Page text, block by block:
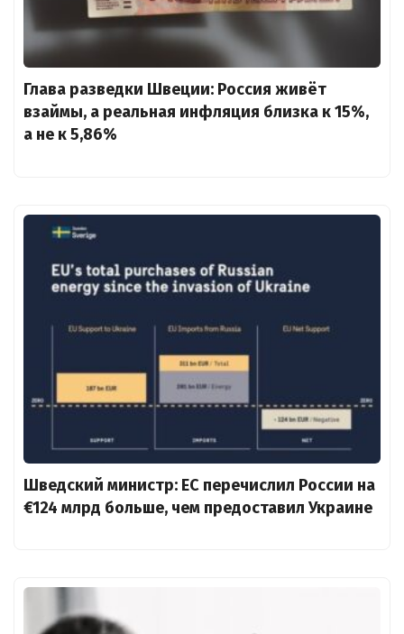
Глава разведки Швеции: Россия живёт
взаймы, а реальная инфляция близка к 15%,
а не к 5,86%
Шведский министр: ЕС перечислил России на
€124 млрд больше, чем предоставил Украине